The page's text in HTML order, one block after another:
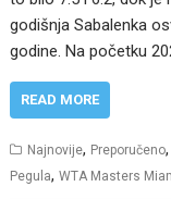
godišnja Sabalenka
godine. Na početku
READ MORE
Najnovije, Preporučeno
Pegula,WTA Masters